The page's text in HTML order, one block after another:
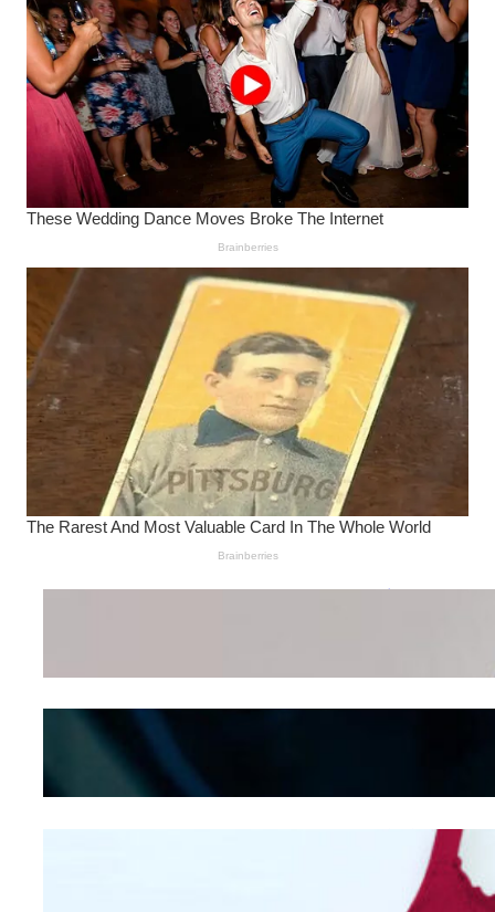
Wanita Pamer Pakaian
Kepribadian
Mengintip Kepribadian
Wanita Dari Warna Bra